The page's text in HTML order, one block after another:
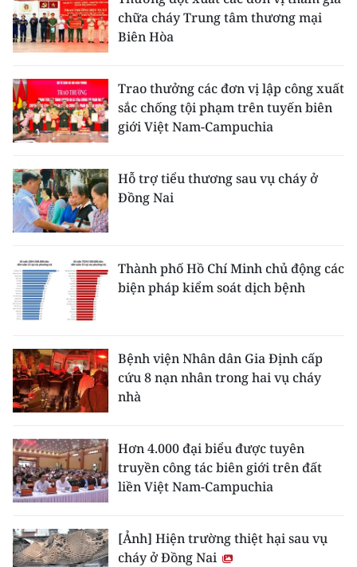
chữa cháy Trung tâm thương mại
Biên Hòa
Trao thưởng các đơn vị lập công xuất
sắc chống tội phạm trên tuyến biên
giới Việt Nam-Campuchia
Hỗ trợ tiểu thương sau vụ cháy ở
Đồng Nai
Thành phố Hồ Chí Minh chủ động các
biện pháp kiểm soát dịch bệnh
Bệnh viện Nhân dân Gia Định cấp
cứu 8 nạn nhân trong hai vụ cháy
nhà
Hơn 4.000 đại biểu được tuyên
truyền công tác biên giới trên đất
liền Việt Nam-Campuchia
[Ảnh] Hiện trường thiệt hại sau vụ
cháy ở Đồng Nai